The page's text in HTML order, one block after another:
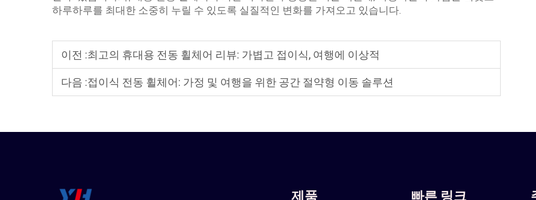
하루하루를 최대한 소중히 누릴 수 있도록 실질적인 변화를 가져오고 있습니다.
이전 :최고의 휴대용 전동 휠체어 리뷰: 가볍고 접이식, 여행에 이상적
다음 :접이식 전동 휠체어: 가정 및 여행을 위한 공간 절약형 이동 솔루션
제품 빠른 링크